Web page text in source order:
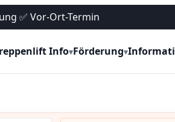
✅ Vor-Ort-Termin
Info▾Förderung▾